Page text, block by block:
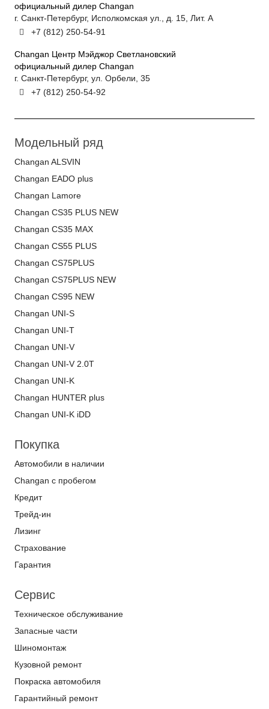
официальный дилер Changan
г. Санкт-Петербург, Исполкомская ул., д. 15, Лит. А
+7 (812) 250-54-91
Changan Центр Мэйджор Светлановский
официальный дилер Changan
г. Санкт-Петербург, ул. Орбели, 35
+7 (812) 250-54-92
Модельный ряд
Changan ALSVIN
Changan EADO plus
Changan Lamore
Changan CS35 PLUS NEW
Changan CS35 MAX
Changan CS55 PLUS
Changan CS75PLUS
Changan CS75PLUS NEW
Changan CS95 NEW
Changan UNI-S
Changan UNI-T
Changan UNI-V
Changan UNI-V 2.0T
Changan UNI-K
Changan HUNTER plus
Changan UNI-K iDD
Покупка
Автомобили в наличии
Changan с пробегом
Кредит
Трейд-ин
Лизинг
Страхование
Гарантия
Сервис
Техническое обслуживание
Запасные части
Шиномонтаж
Кузовной ремонт
Покраска автомобиля
Гарантийный ремонт